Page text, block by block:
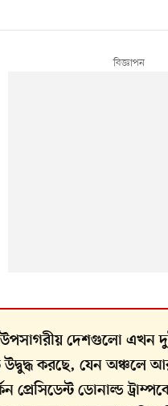
উপসাগরীয় দেশগুলো এখন
উদ্বুদ্ধ করছে, যেন অঞ্চলে
প্রেসিডেন্ট ডোনাল্ড